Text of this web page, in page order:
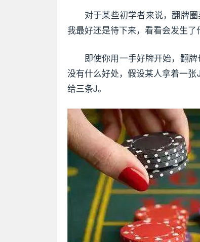
对于某些初学者来说，翻牌
我最好还是待下来，看看会发生了
即使你用一手好牌开始，翻
没有什么好处，假设某人拿着一
给三条J。